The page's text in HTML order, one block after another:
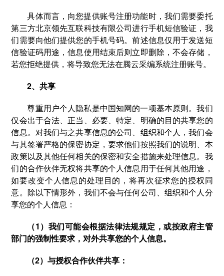
具体而言，向您提供账号注册功能时，我们需要委托
第三方北京领先互联科技有限公司进行手机短信验证，我
们需要向他们提供您的手机号码。前述信息仅用于发送短
信验证码用途，信息使用结束后则立即删除，不会存储，
若您拒绝提供，将导致您无法在腾云采编系统注册账号。
2、共享
尊重用户个人隐私是中国知网的一项基本原则。我们
仅会出于合法、正当、必要、特定、明确的目的共享您的
信息。对我们与之共享信息的公司、组织和个人，我们会
与其签署严格的保密协定，要求他们按照我们的说明、本
政策以及其他任何相关的保密和安全措施来处理信息。我
们的合作伙伴无权将共享的个人信息用于任何其他用途，
如要改变个人信息的处理目的，将再次征求您的授权同
意。除以下情形外，我们不会与任何公司、组织和个人分
享您的个人信息：
（1）我们可能会根据法律法规规定，或按政府主管
部门的强制性要求，对外共享您的个人信息。
（2）与授权合作伙伴共享：